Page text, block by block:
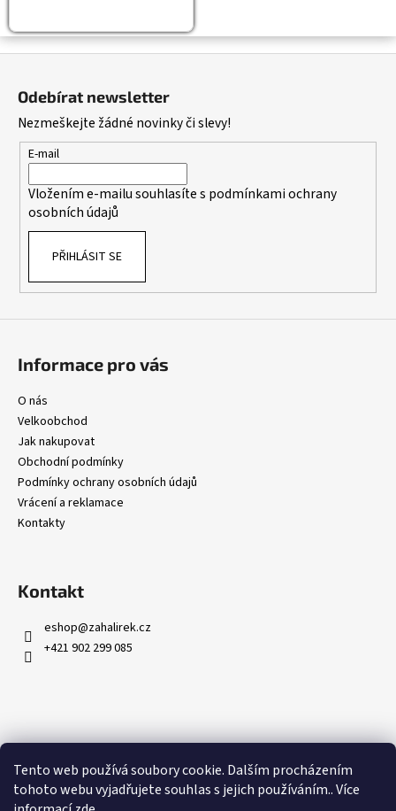
Tento web používá soubory cookie. Dalším procházením
tohoto webu vyjadřujete souhlas s jejich používáním.. Více
Odebírat newsletter
Nezmeškejte žádné novinky či slevy!
E-mail
Vložením e-mailu souhlasíte s podmínkami ochrany
osobních údajů
PŘIHLÁSIT SE
Informace pro vás
O nás
Velkoobchod
Jak nakupovat
Obchodní podmínky
Podmínky ochrany osobních údajů
Vrácení a reklamace
Kontakty
Kontakt
eshop@zahalirek.cz
+421 902 299 085
Přijímáme online platby